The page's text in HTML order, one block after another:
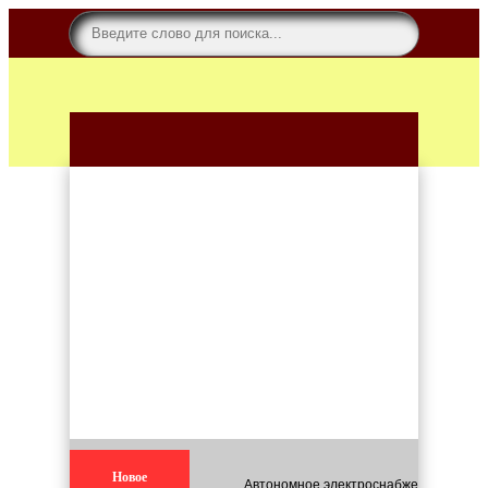
Новое
Автономное электроснабжение для